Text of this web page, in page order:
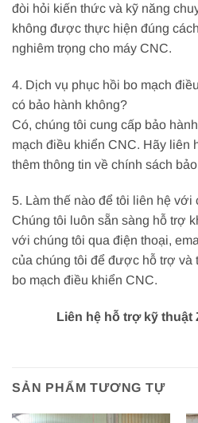
đòi hỏi kiến thức và kỹ năng
không được thực hiện đúng
nghiêm trọng cho máy CNC.
4. Dịch vụ phục hồi bo mạch
có bảo hành không?
Có, chúng tôi cung cấp bảo
mạch điều khiển CNC. Hãy liên
thêm thông tin về chính sách
5. Làm thế nào để tôi liên hệ
Chúng tôi luôn sẵn sàng hỗ trợ
với chúng tôi qua điện thoại,
của chúng tôi để được hỗ trợ và
bo mạch điều khiển CNC.
Liên hệ hỗ trợ kỹ thuật
SẢN PHẨM TƯƠNG TỰ